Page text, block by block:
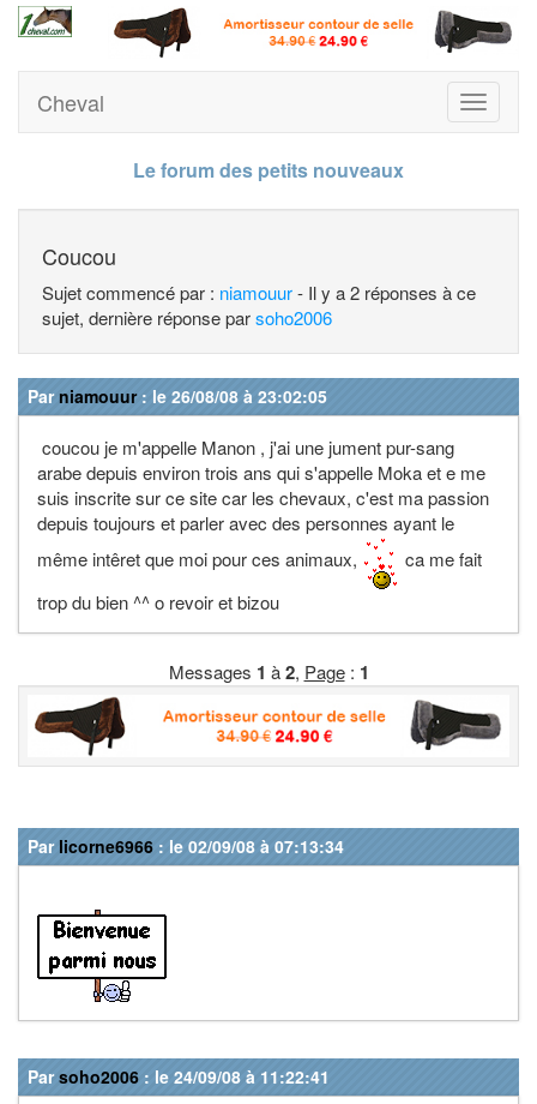
Toggle
Cheval
Le forum des petits nouveaux
Coucou
Sujet commencé par : niamouur- Il y a 2 réponses à ce
sujet, dernière réponse parsoho2006
Parniamouur: le 26/08/08 à 23:02:05
coucou je m'appelle Manon , j'ai une jument pur-sang
arabe depuis environ trois ans qui s'appelle Moka et e me
suis inscrite sur ce site car les chevaux, c'est ma passion
depuis toujours et parler avec des personnes ayant le
même intêret que moi pour ces animaux,
ca me fait
trop du bien ^^ o revoir et bizou
Messages 1 à2, Page: 1
Par licorne6966 : le 02/09/08 à 07:13:34
Parsoho2006 : le 24/09/08 à 11:22:41